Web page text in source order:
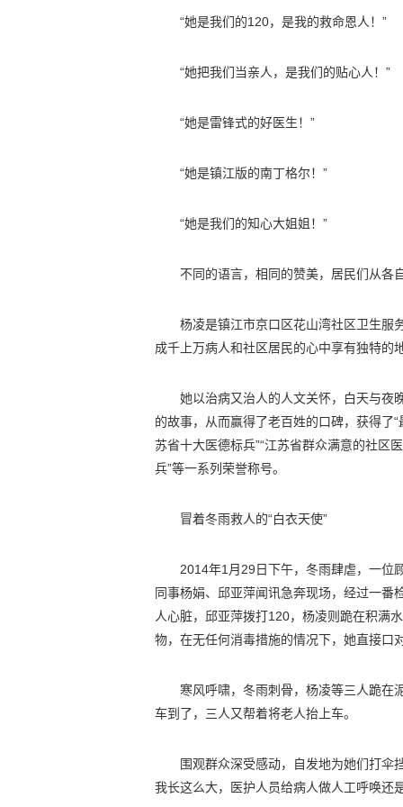
“她是我们的120，是我的救命恩人！”
“她把我们当亲人，是我们的贴心人！”
“她是雷锋式的好医生！”
“她是镇江版的南丁格尔！”
“她是我们的知心大姐姐！”
不同的语言，相同的赞美，居民们从
杨凌是镇江市京口区花山湾社区卫生服
成千上万病人和社区居民的心中享有独特的
她以治病又治人的人文关怀，白天与夜
的故事，从而赢得了老百姓的口碑，获得了“
苏省十大医德标兵”“江苏省群众满意的社区
兵”等一系列荣誉称号。
冒着冬雨救人的“白衣天使”
2014年1月29日下午，冬雨肆虐，一位
同事杨娟、邱亚萍闻讯急奔现场，经过一
人心脏，邱亚萍拨打120，杨凌则跪在积满
物，在无任何消毒措施的情况下，她直接口
寒风呼啸，冬雨刺骨，杨凌等三人跪在
车到了，三人又帮着将老人抬上车。
围观群众深受感动，自发地为她们打伞
我长这么大，医护人员给病人做人工呼唤还